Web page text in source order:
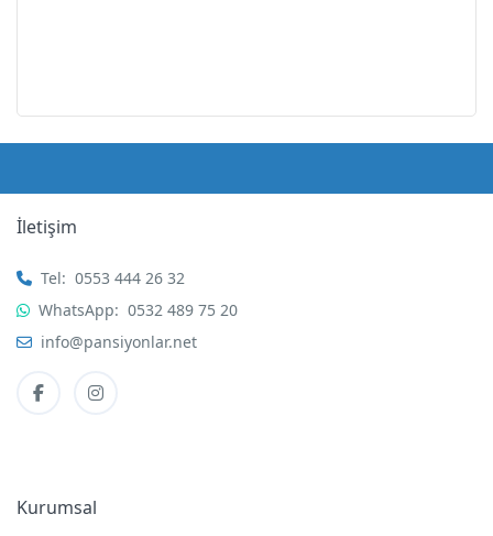
İletişim
Tel: 0553 444 26 32
WhatsApp: 0532 489 75 20
info@pansiyonlar.net
Kurumsal